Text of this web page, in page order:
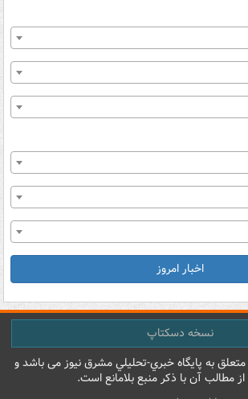
اخبار امروز
نسخه دسکتاپ
به پایگاه خبري-تحليلي مشرق نيوز می باشد و
از مطالب آن با ذکر منبع بلامانع است.